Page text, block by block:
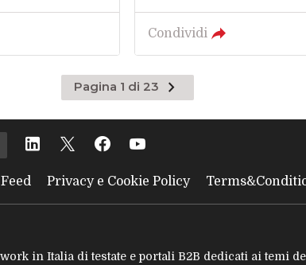
Condividi
Pagina 1 di 23
Pagina
successiva
Privacy e Cookie Policy
in Italia di testate e portali B2B dedicati ai temi